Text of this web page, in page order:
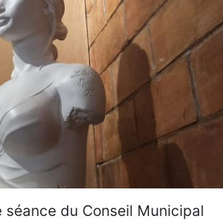
séance du Conseil Municipal